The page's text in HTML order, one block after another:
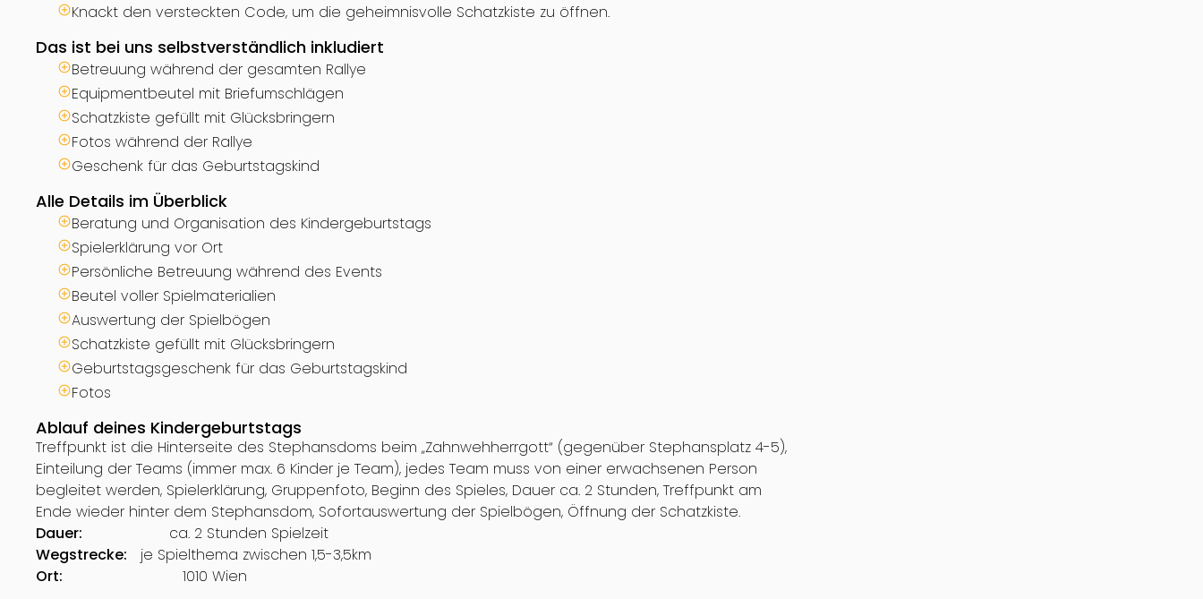
Knackt den versteckten Code, um die geheimnisvolle Schatzkiste zu öffnen.
Das ist bei uns selbstverständlich inkludiert
Betreuung während der gesamten Rallye
Equipmentbeutel mit Briefumschlägen
Schatzkiste gefüllt mit Glücksbringern
Fotos während der Rallye
Geschenk für das Geburtstagskind
Alle Details im Überblick
Beratung und Organisation des Kindergeburtstags
Spielerklärung vor Ort
Persönliche Betreuung während des Events
Beutel voller Spielmaterialien
Auswertung der Spielbögen
Schatzkiste gefüllt mit Glücksbringern
Geburtstagsgeschenk für das Geburtstagskind
Fotos
Ablauf deines Kindergeburtstags
Treffpunkt ist die Hinterseite des Stephansdoms beim „Zahnwehherrgott“ (gegenüber Stephansplatz 4-5),
Einteilung der Teams (immer max. 6 Kinder je Team), jedes Team muss von einer erwachsenen Person
begleitet werden, Spielerklärung, Gruppenfoto, Beginn des Spieles, Dauer ca. 2 Stunden, Treffpunkt am
Ende wieder hinter dem Stephansdom, Sofortauswertung der Spielbögen, Öffnung der Schatzkiste.
Dauer:
ca. 2 Stunden Spielzeit
Wegstrecke: je Spielthema zwischen 1,5-3,5km
Ort:
1010 Wien